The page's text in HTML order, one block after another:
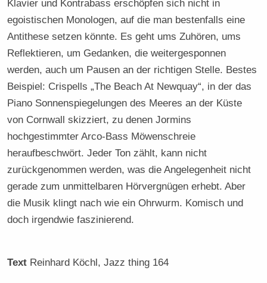
Klavier und Kontrabass erschöpfen sich nicht in
egoistischen Monologen, auf die man bestenfalls eine
Antithese setzen könnte. Es geht ums Zuhören, ums
Reflektieren, um Gedanken, die weitergesponnen
werden, auch um Pausen an der richtigen Stelle. Bestes
Beispiel: Crispells „The Beach At Newquay“, in der das
Piano Sonnenspiegelungen des Meeres an der Küste
von Cornwall skizziert, zu denen Jormins
hochgestimmter Arco-Bass Möwenschreie
heraufbeschwört. Jeder Ton zählt, kann nicht
zurückgenommen werden, was die Angelegenheit nicht
gerade zum unmittelbaren Hörvergnügen erhebt. Aber
die Musik klingt nach wie ein Ohrwurm. Komisch und
doch irgendwie faszinierend.
Text Reinhard Köchl, Jazz thing 164